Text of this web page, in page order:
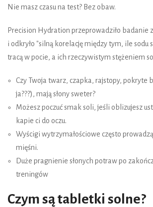
Nie masz czasu na test? Bez obaw.
Precision Hydration przeprowadziło badanie
i odkryło "silną korelację między tym, ile sodu
tracą w pocie, a ich rzeczywistym stężeniem
Czy Twoja twarz, czapka, rajstopy, pokryte
ja???), mają słony sweter?
Możesz poczuć smak soli, jeśli oblizujesz
kapie ci do oczu.
Wyścigi wytrzymałościowe często
mięśni.
Duże pragnienie słonych potraw po
treningów
Czym są tabletki solne?